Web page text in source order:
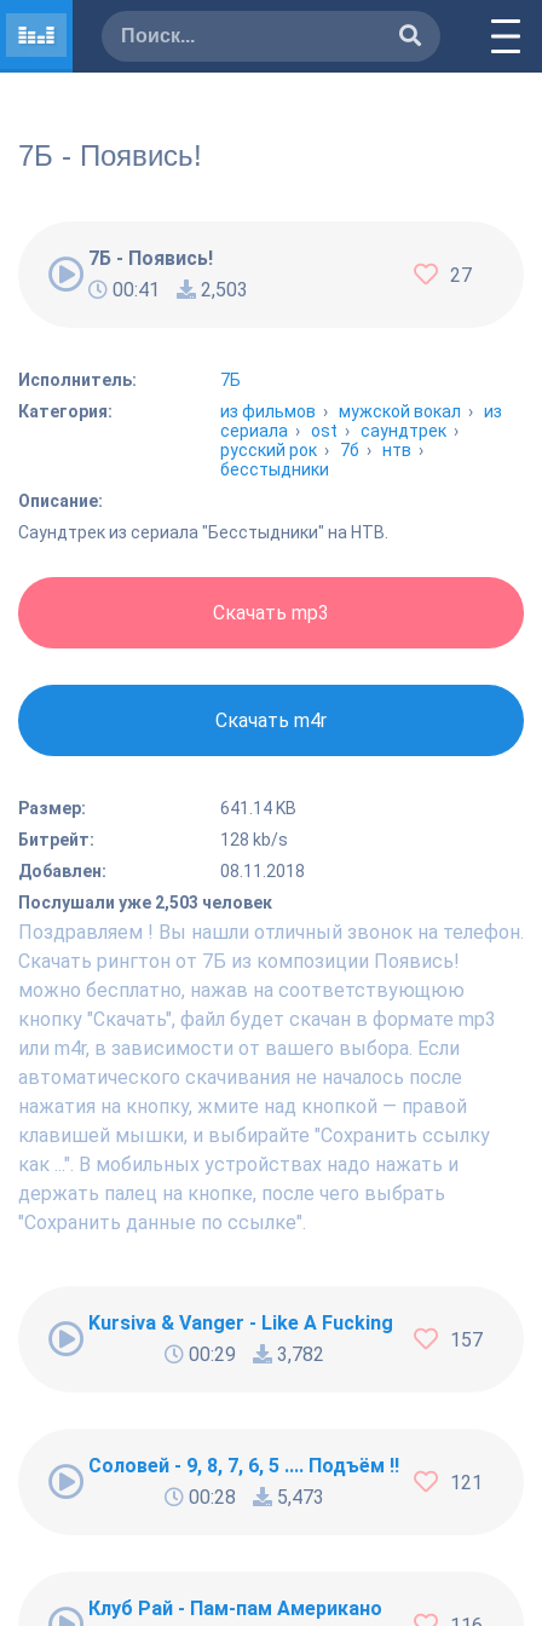
7Б - Появись!
7Б - Появись!
00:41
2,503
27
Исполнитель:
7Б
Категория:
из фильмов ›мужской вокал ›из
сериала ›ost ›саундтрек ›
русский рок › 7б ›нтв ›
бесстыдники
Описание:
Саундтрек из сериала "Бесстыдники" на НТВ.
Скачать mp3
Скачать m4r
Размер:
641.14 KB
Битрейт:
128 kb/s
Добавлен:
08.11.2018
Послушали уже 2,503 человек
Поздравляем ! Вы нашли отличный звонок на телефон.
Скачать рингтон от 7Б из композиции Появись!
можно бесплатно, нажав на соответствующюю
кнопку "Скачать", файл будет скачан в формате mp3
или m4r, в зависимости от вашего выбора. Если
автоматического скачивания не началось после
нажатия на кнопку, жмите над кнопкой — правой
клавишей мышки, и выбирайте "Сохранить ссылку
как ...". В мобильных устройствах надо нажать и
держать палец на кнопке, после чего выбрать
"Сохранить данные по ссылке".
Kursiva & Vanger - Like A Fucking Newbie
00:29
3,782
157
Соловей - 9, 8, 7, 6, 5 .... Подъём !!!
00:28
5,473
121
Клуб Рай - Пам-пам Американо